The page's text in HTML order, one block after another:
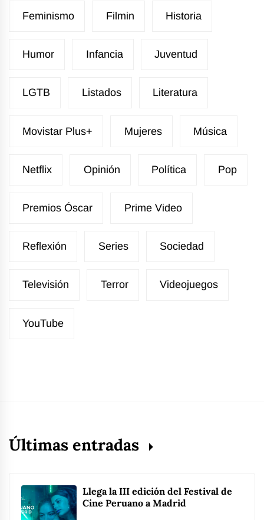
Feminismo Filmin Historia
Humor Infancia Juventud
LGTB Listados Literatura
Movistar Plus+ Mujeres Música
Netflix Opinión Política Pop
Premios Óscar Prime Video
Reflexión Series Sociedad
Televisión Terror Videojuegos
YouTube
Últimas entradas
Llega la III edición del Festival de
Cine Peruano a Madrid